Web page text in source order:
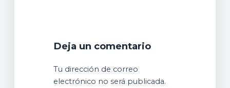
Deja un comentario
Tu dirección de correo
electrónico no será publicada.